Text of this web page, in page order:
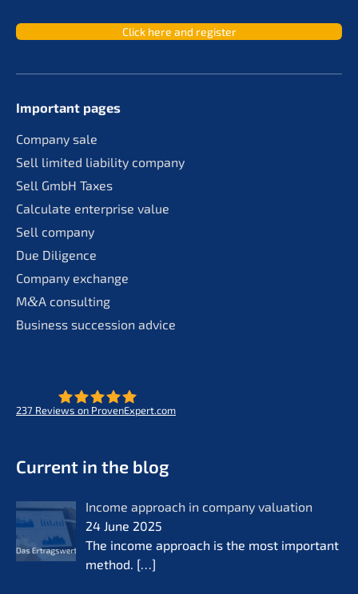
Click here and register
Important pages
Compa­ny sale
Sell limit­ed liabi­li­ty company
Sell GmbH Taxes
Calcu­la­te enter­pri­se value
Sell compa­ny
Due Diligence
Compa­ny exchange
M&A consul­ting
Business succes­si­on advice
237 Reviews on ProvenExpert.com
Current in the blog
Income approach in compa­ny valua­ti­on
24 June 2025
The income approach is the most important
method. […]